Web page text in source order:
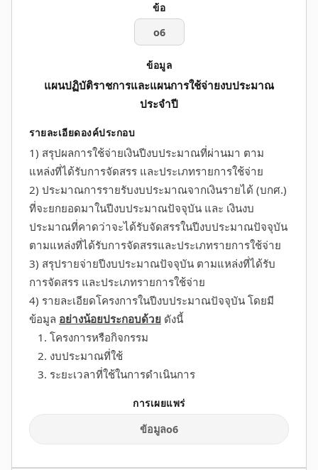
o6
แผนปฏิบัติราชการและแผนการใช้จ่ายงบประมาณ
ประจำปี
1) สรุปผลการใช้จ่ายเงินปีงบประมาณที่ผ่านมา ตาม
แหล่งที่ได้รับการจัดสรร และประเภทรายการใช้จ่าย
2) ประมาณการรายรับงบประมาณจากเงินรายได้ (บกศ.)
ที่จะยกยอดมาในปีงบประมาณปัจจุบัน และ เงินงบ
ประมาณที่คาดว่าจะได้รับจัดสรรในปีงบประมาณปัจจุบัน
ตามแหล่งที่ได้รับการจัดสรรและประเภทรายการใช้จ่าย
3) สรุปรายจ่ายปีงบประมาณปัจจุบัน ตามแหล่งที่ได้รับ
การจัดสรร และประเภทรายการใช้จ่าย
4) รายละเอียดโครงการในปีงบประมาณปัจจุบัน โดยมี
ข้อมูล อย่างน้อยประกอบด้วย ดังนี้
1. โครงการหรือกิจกรรม
2. งบประมาณที่ใช้
3. ระยะเวลาที่ใช้ในการดำเนินการ
ข้อมูลo6